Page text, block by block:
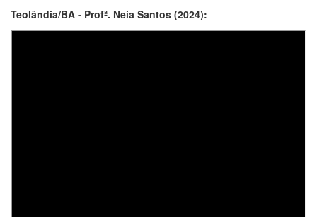
Teolândia/BA - Profª. Neia Santos (2024):